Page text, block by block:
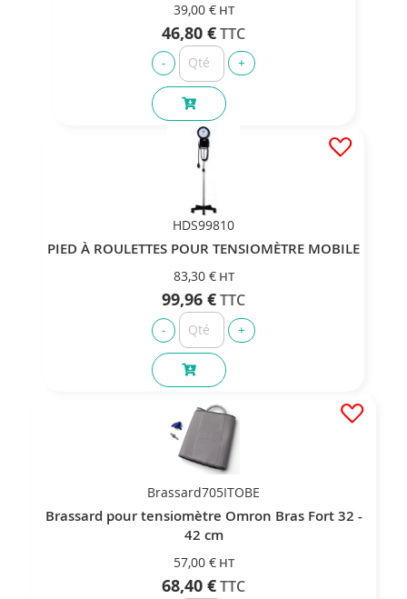
39,00 €
46,80 €
HDS99810
PIED À ROULETTES POUR TENSIOMÈTRE MOBILE
83,30 €
99,96 €
Brassard705ITOBE
Brassard pour tensiomètre Omron Bras Fort 32 -
42 cm
57,00 €
68,40 €